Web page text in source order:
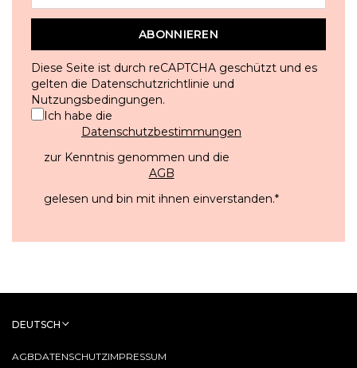
ABONNIEREN
Diese Seite ist durch reCAPTCHA geschützt und es
gelten die Datenschutzrichtlinie und
Nutzungsbedingungen.
Ich habe die
Datenschutzbestimmungen
zur Kenntnis genommen und die
AGB
gelesen und bin mit ihnen einverstanden.*
AGBDATENSCHUTZIMPRESSUM
DEUTSCH